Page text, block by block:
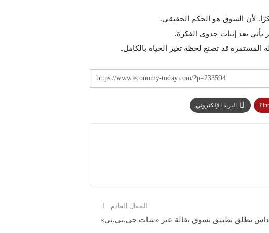
لأن السوق هو الحكم الحقيقي.
يأتي بعد إثبات جدوى الفكرة.
قد تصنع لحظة تغير الحياة بالكامل.
البريد الإلكتروني
المقال القادم
داش تطلق تطبيق تسوق بقالة عبر «شات جي.بي.تي»